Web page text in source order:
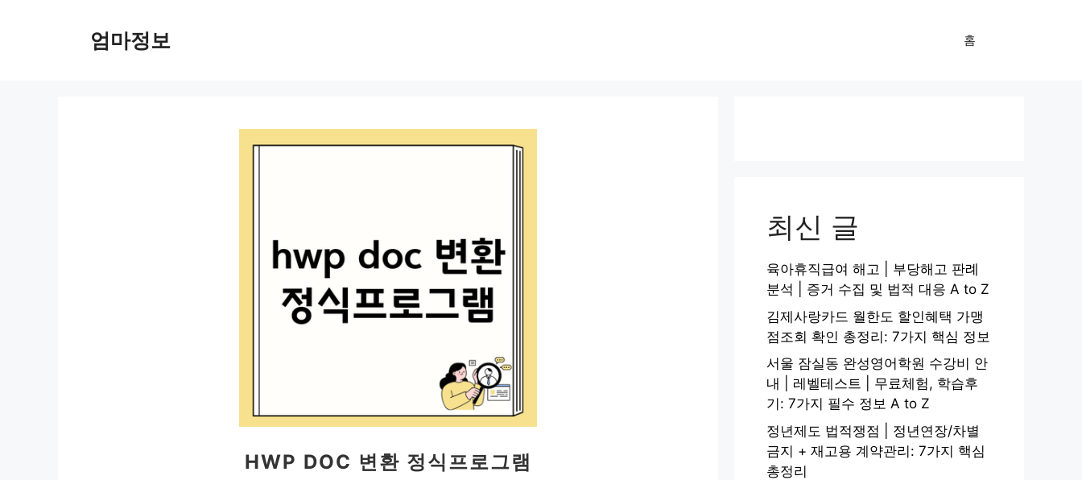
엄마정보 홈
HWP DOC 변환 정식프로그램
최신 글
육아휴직급여 해고 | 부당해고 판례
분석 | 증거 수집 및 법적 대응 A to Z
김제사랑카드 월한도 할인혜택 가맹
점조회 확인 총정리: 7가지 핵심 정보
서울 잠실동 완성영어학원 수강비 안
내 | 레벨테스트 | 무료체험, 학습후
기: 7가지 필수 정보 A to Z
정년제도 법적쟁점 | 정년연장/차별
금지 + 재고용 계약관리: 7가지 핵심
총정리